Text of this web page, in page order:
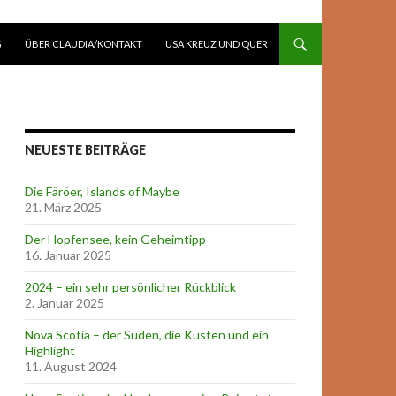
ÜBER CLAUDIA/KONTAKT USA KREUZ UND QUER
NEUESTE BEITRÄGE
Die Färöer, Islands of Maybe
21. März 2025
Der Hopfensee, kein Geheimtipp
16. Januar 2025
2024 – ein sehr persönlicher Rückblick
2. Januar 2025
Nova Scotia – der Süden, die Küsten und ein
Highlight
11. August 2024